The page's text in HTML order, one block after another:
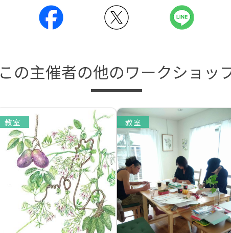
この主催者の他のワークショッ
教室 教室